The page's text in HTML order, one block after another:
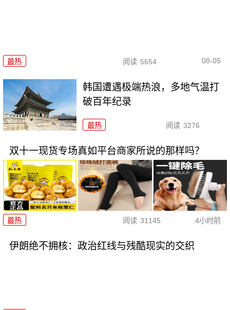
最热 阅读 5654 08-05
韩国遭遇极端热浪，多地气温打
破百年纪录
最热 阅读 3276
双十一现货专场真如平台商家所说的那样吗？
最热 阅读 31145 4小时前
伊朗绝不拥核：政治红线与残酷现实的交织